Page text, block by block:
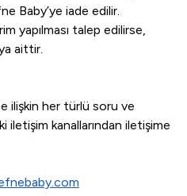
Baby’ye iade edilir.
yapılması talep edilirse,
aittir.
ilişkin her türlü soru ve
iletişim kanallarından iletişime